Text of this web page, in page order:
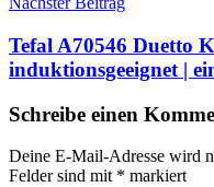
Tefal A70546 Duetto
induktionsgeeignet |
Schreibe einen
Deine E-Mail-Adresse wird
Felder sind mit * markiert